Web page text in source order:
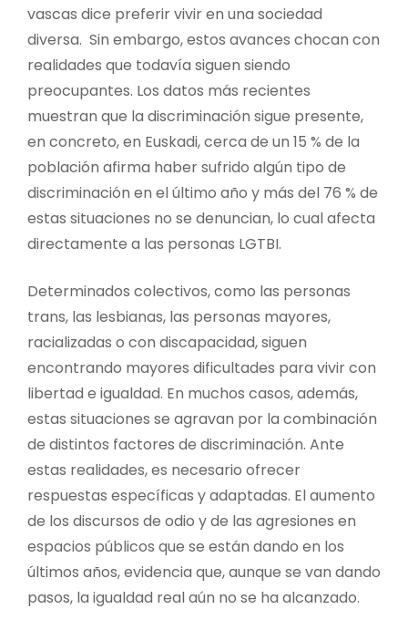
vascas dice preferir vivir en una sociedad
diversa. Sin embargo, estos avances chocan con
realidades que todavía siguen siendo
preocupantes. Los datos más recientes
muestran que la discriminación sigue presente,
en concreto, en Euskadi, cerca de un 15 % de la
población afirma haber sufrido algún tipo de
discriminación en el último año y más del 76 % de
estas situaciones no se denuncian, lo cual afecta
directamente a las personas LGTBI.
Determinados colectivos, como las personas
trans, las lesbianas, las personas mayores,
racializadas o con discapacidad, siguen
encontrando mayores dificultades para vivir con
libertad e igualdad. En muchos casos, además,
estas situaciones se agravan por la combinación
de distintos factores de discriminación. Ante
estas realidades, es necesario ofrecer
respuestas específicas y adaptadas. El aumento
de los discursos de odio y de las agresiones en
espacios públicos que se están dando en los
últimos años, evidencia que, aunque se van dando
pasos, la igualdad real aún no se ha alcanzado.